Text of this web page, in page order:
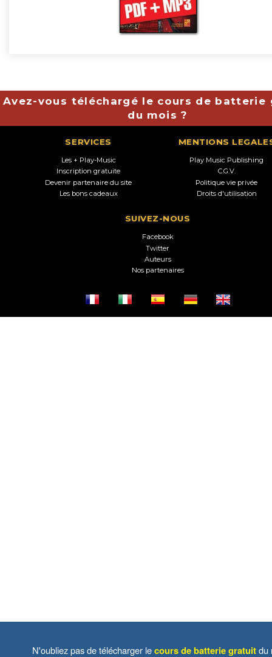
Avez-vous téléchargé le cours de batterie
du mois ?
SERVICES
Les + Play-Music
Inscription gratuite
Devenir partenaire du site
Les bons cadeaux
MENTIONS
Play Music Publishing
C.G.V.
Politique vie privée
Droits d'utilisation
SUIVEZ-NOUS
Facebook
Twitter
Auteurs
Nos partenaires
N'oubliez pas de télécharger lecours de batterie gratuitdu